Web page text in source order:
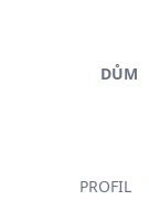
DŮM
PROFIL